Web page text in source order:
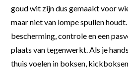
goud wit zijn dus gemaakt voor
maar niet van lompe spullen
bescherming, controle en een
plaats van tegenwerkt. Als je
thuis voelen in boksen,